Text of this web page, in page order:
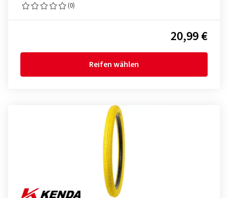
(0)
20,99 €
Reifen wählen